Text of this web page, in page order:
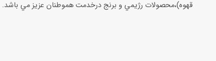
قهوه)،محصولات رژيمي و برنج درخدمت هموطنان عزيز مي باشد.